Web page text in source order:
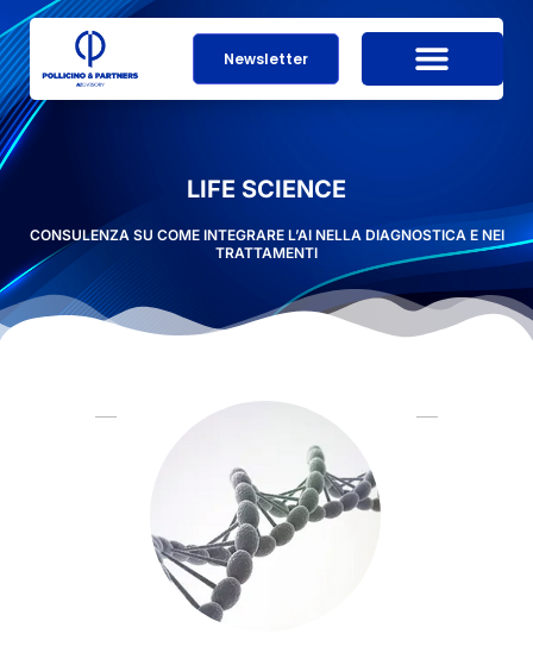
Newsletter
LIFE SCIENCE
CONSULENZA SU COME INTEGRARE L’AI NELLA DIAGNOSTICA E NEI
TRATTAMENTI